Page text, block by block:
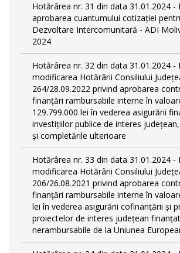
Hotărârea nr. 31 din data 31.01.2024 -
aprobarea cuantumului cotizației
Dezvoltare Intercomunitară - ADI
2024
Hotărârea nr. 32 din data 31.01.2024 -
modificarea Hotărârii Consiliului
264/28.09.2022 privind aprobarea
finanțări rambursabile interne în
129.799.000 lei în vederea asigurării
investițiilor publice de interes
și completările ulterioare
Hotărârea nr. 33 din data 31.01.2024 -
modificarea Hotărârii Consiliului
206/26.08.2021 privind aprobarea
finanțări rambursabile interne în
lei în vederea asigurării cofinanțării și
proiectelor de interes județean
nerambursabile de la Uniunea